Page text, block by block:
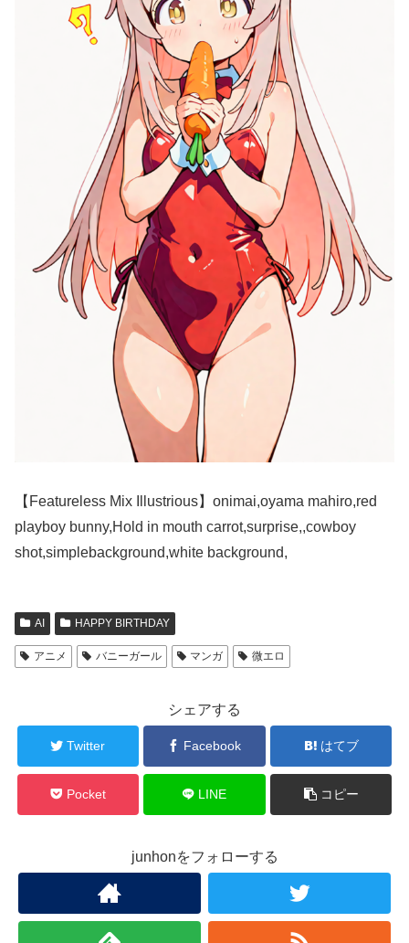
【Featureless Mix Illustrious】onimai,oyama mahiro,red
playboy bunny,Hold in mouth carrot,surprise,,cowboy
shot,simplebackground,white background,
AI HAPPY BIRTHDAY
アニメ バニーガール マンガ 微エロ
シェアする
Twitter Facebook はてブ
Pocket LINE コピー
junhonをフォローする